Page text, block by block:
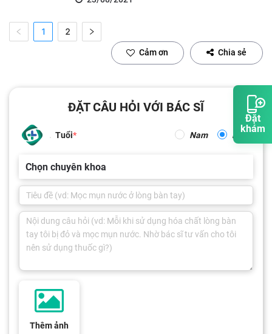
Đặt
khám
1 2
Cảm ơn Chia sẻ
ĐẶT CÂU HỎI VỚI BÁC SĨ
Tuổi Nam Nữ
Chọn chuyên khoa
Thêm ảnh